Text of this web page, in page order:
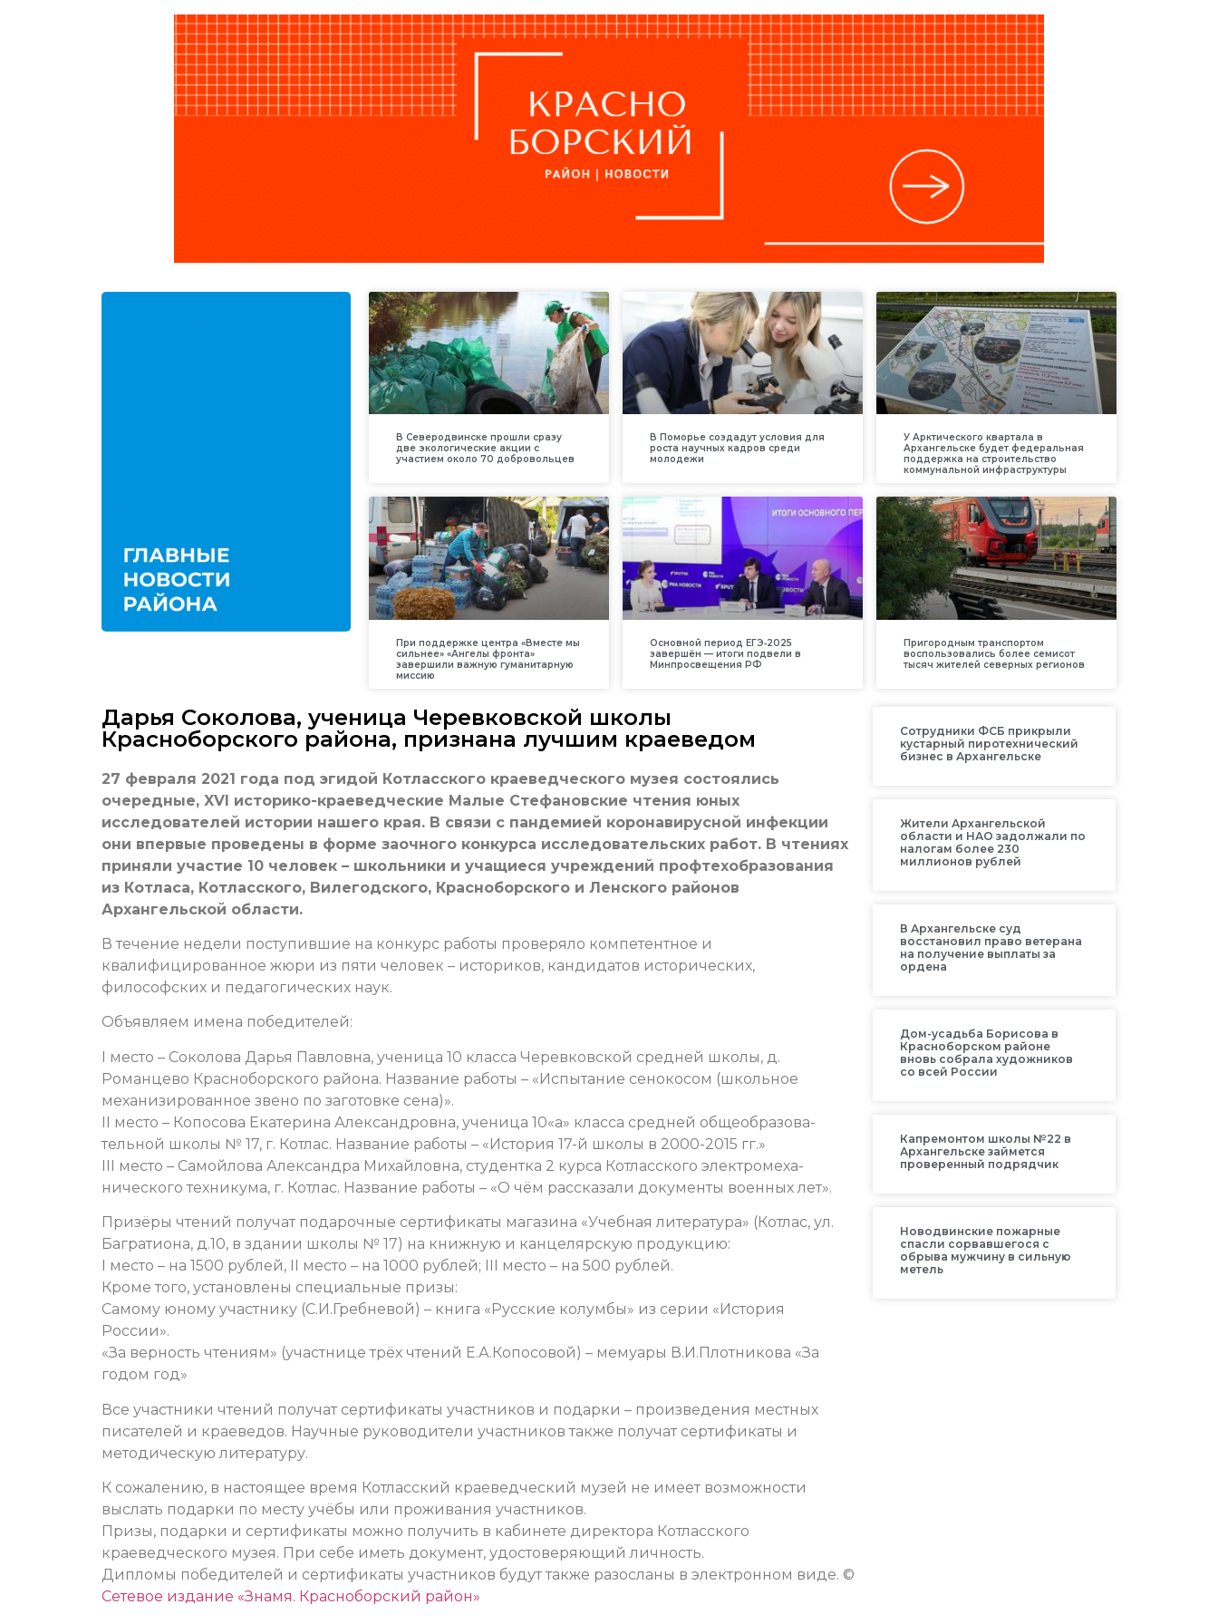
В Северодвинске прошли сразу
две экологические акции с
участием около 70 добровольцев
В Поморье создадут условия для
роста научных кадров среди
молодежи
У Арктического квартала в
Архангельске будет федеральная
поддержка на строительство
коммунальной инфраструктуры
При поддержке центра «Вместе мы
сильнее» «Ангелы фронта»
завершили важную гуманитарную
миссию
Основной период ЕГЭ‑2025
завершён — итоги подвели в
Минпросвещения РФ
Пригородным транспортом
воспользовались более семисот
тысяч жителей северных регионов
Дарья Соколова, ученица Черевковской школы
Красноборского района, признана лучшим краеведом
27 февраля 2021 года под эгидой Котласского краеведческого музея состоялись
очередные, XVI историко-краеведческие Малые Стефановские чтения юных
исследователей истории нашего края. В связи с пандемией коронавирусной инфекции
они впервые проведены в форме заочного конкурса исследовательских работ. В чтениях
приняли участие 10 человек – школьники и учащиеся учреждений профтехобразования
из Котласа, Котласского, Вилегодского, Красноборского и Ленского районов
Архангельской области.
В течение недели поступившие на конкурс работы проверяло компетентное и
квалифицированное жюри из пяти человек – историков, кандидатов исторических,
философских и педагогических наук.
Объявляем имена победителей:
I место – Соколова Дарья Павловна, ученица 10 класса Черевковской средней школы, д.
Романцево Красноборского района. Название работы – «Испытание сенокосом (школьное
механизированное звено по заготовке сена)».
II место – Копосова Екатерина Александровна, ученица 10«а» класса средней общеобразова-
тельной школы № 17, г. Котлас. Название работы – «История 17-й школы в 2000-2015 гг.»
III место – Самойлова Александра Михайловна, студентка 2 курса Котласского электромеха-
нического техникума, г. Котлас. Название работы – «О чём рассказали документы военных лет».
Призёры чтений получат подарочные сертификаты магазина «Учебная литература» (Котлас, ул.
Багратиона, д.10, в здании школы № 17) на книжную и канцелярскую продукцию:
I место – на 1500 рублей, II место – на 1000 рублей; III место – на 500 рублей.
Кроме того, установлены специальные призы:
Самому юному участнику (С.И.Гребневой) – книга «Русские колумбы» из серии «История
России».
«За верность чтениям» (участнице трёх чтений Е.А.Копосовой) – мемуары В.И.Плотникова «За
годом год»
Все участники чтений получат сертификаты участников и подарки – произведения местных
писателей и краеведов. Научные руководители участников также получат сертификаты и
методическую литературу.
К сожалению, в настоящее время Котласский краеведческий музей не имеет возможности
выслать подарки по месту учёбы или проживания участников.
Призы, подарки и сертификаты можно получить в кабинете директора Котласского
краеведческого музея. При себе иметь документ, удостоверяющий личность.
Дипломы победителей и сертификаты участников будут также разосланы в электронном виде. ©
Сетевое издание «Знамя. Красноборский район»
Сотрудники ФСБ прикрыли
кустарный пиротехнический
бизнес в Архангельске
Жители Архангельской
области и НАО задолжали по
налогам более 230
миллионов рублей
В Архангельске суд
восстановил право ветерана
на получение выплаты за
ордена
Дом-усадьба Борисова в
Красноборском районе
вновь собрала художников
со всей России
Капремонтом школы №22 в
Архангельске займется
проверенный подрядчик
Новодвинские пожарные
спасли сорвавшегося с
обрыва мужчину в сильную
метель